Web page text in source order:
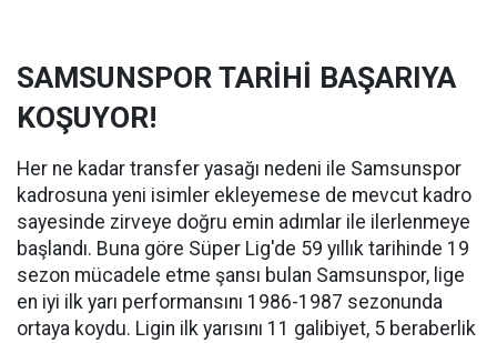
SAMSUNSPOR TARİHİ BAŞARIYA
KOŞUYOR!
Her ne kadar transfer yasağı nedeni ile Samsunspor
kadrosuna yeni isimler ekleyemese de mevcut kadro
sayesinde zirveye doğru emin adımlar ile ilerlenmeye
başlandı. Buna göre Süper Lig'de 59 yıllık tarihinde 19
sezon mücadele etme şansı bulan Samsunspor, lige
en iyi ilk yarı performansını 1986-1987 sezonunda
ortaya koydu. Ligin ilk yarısını 11 galibiyet, 5 beraberlik